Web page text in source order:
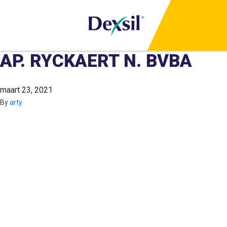
AP. RYCKAERT N. BVBA
maart 23, 2021
Byarty